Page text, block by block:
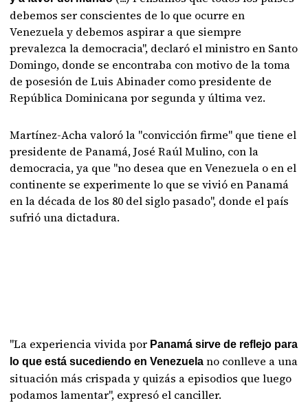
debemos ser conscientes de lo que ocurre en
Venezuela y debemos aspirar a que siempre
prevalezca la democracia", declaró el ministro en Santo
Domingo, donde se encontraba con motivo de la toma
de posesión de Luis Abinader como presidente de
República Dominicana por segunda y última vez.
Martínez-Acha valoró la "convicción firme" que tiene el
presidente de Panamá, José Raúl Mulino, con la
democracia, ya que "no desea que en Venezuela o en el
continente se experimente lo que se vivió en Panamá
en la década de los 80 del siglo pasado", donde el país
sufrió una dictadura.
"La experiencia vivida por Panamá sirve de reflejo para
lo que está sucediendo en Venezuelano conlleve a una
situación más crispada y quizás a episodios que luego
podamos lamentar", expresó el canciller.